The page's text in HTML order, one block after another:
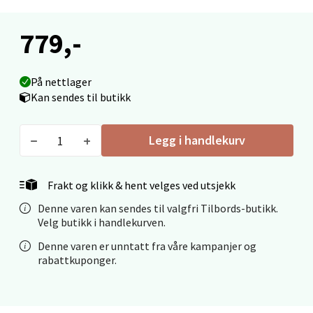
779,-
På nettlager
Kan sendes til butikk
Legg i handlekurv
Frakt og klikk & hent velges ved utsjekk
Denne varen kan sendes til valgfri Tilbords-butikk.
Velg butikk i handlekurven.
Denne varen er unntatt fra våre kampanjer og
rabattkuponger.
Ålesund - Thon Senter Moa
Langelandsvegen 25, 6010 Ålesund
Molde - Moldetorget
Torget 1, 6413 Molde